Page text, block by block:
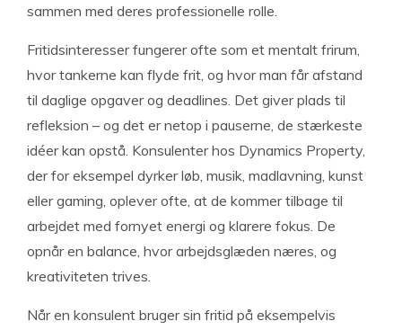
sammen med deres professionelle rolle.
Fritidsinteresser fungerer ofte som et mentalt frirum,
hvor tankerne kan flyde frit, og hvor man får afstand
til daglige opgaver og deadlines. Det giver plads til
refleksion – og det er netop i pauserne, de stærkeste
idéer kan opstå. Konsulenter hos Dynamics Property,
der for eksempel dyrker løb, musik, madlavning, kunst
eller gaming, oplever ofte, at de kommer tilbage til
arbejdet med fornyet energi og klarere fokus. De
opnår en balance, hvor arbejdsglæden næres, og
kreativiteten trives.
Når en konsulent bruger sin fritid på eksempelvis